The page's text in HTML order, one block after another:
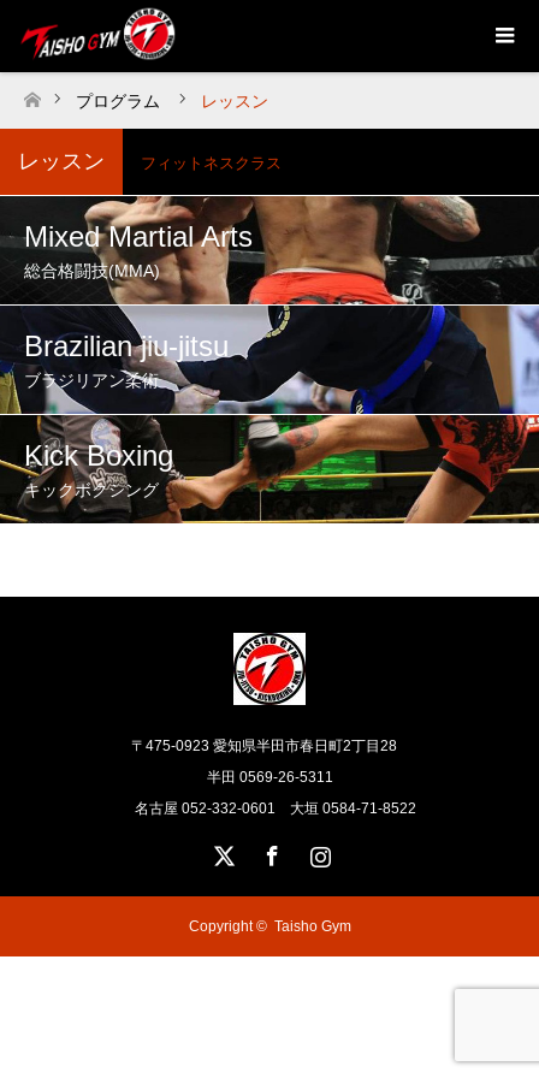
ホーム
プログラム レッスン
レッスン フィットネスクラス
Mixed Martial Arts
総合格闘技(MMA)
Brazilian jiu-jitsu
ブラジリアン柔術
Kick Boxing
キックボクシング
〒475-0923 愛知県半田市春日町2丁目28
半田 0569-26-5311
名古屋 052-332-0601 大垣 0584-71-8522
Instagram
Copyright © Taisho Gym